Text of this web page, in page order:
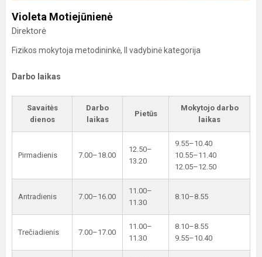
Violeta Motiejūnienė
Direktorė
Fizikos mokytoja metodininkė, II vadybinė kategorija
Darbo laikas
Savaitės
dienos
Darbo
laikas
Pietūs
Mokytojo darbo
laikas
Pirmadienis 7.00–18.00
12.50–
13.20
9.55–10.40
10.55–11.40
12.05–12.50
Antradienis 7.00–16.00
11.00–
11.30
8.10–8.55
Trečiadienis 7.00–17.00
11.00–
11.30
8.10–8.55
9.55–10.40